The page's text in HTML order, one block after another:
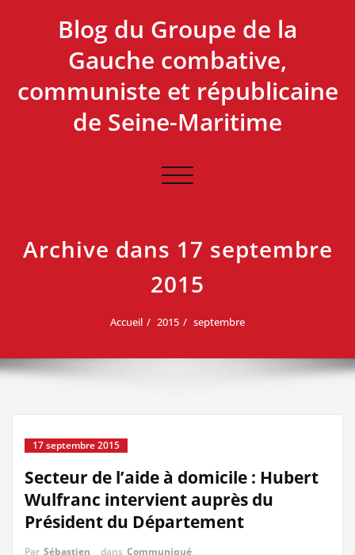
Blog du Groupe de la
Gauche combative,
communiste et républicaine
de Seine-Maritime
Afficher/masquer
Archive dans 17 septembre
2015
Accueil 2015 septembre
17 septembre 2015
Secteur de l’aide à domicile : Hubert
Wulfranc intervient auprès du
Président du Département
Par Sébastien dans Communiqué